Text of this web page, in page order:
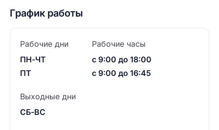
График работы
Рабочие дни
ПН-ЧТ
ПТ
Рабочие часы
с 9:00 до 18:00
с 9:00 до 16:45
Выходные дни
СБ-ВС